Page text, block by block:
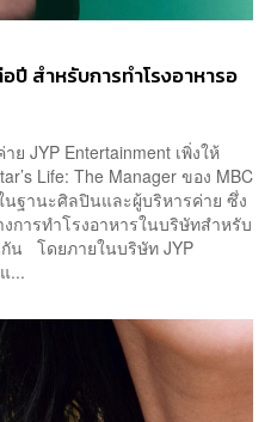
ปี สำหรับการทำโรงอาหารอ
ย JYP Entertainment เพิ่งให้
Life: The Manager ของ MBC
นฐานะศิลปินและผู้บริหารค่าย ซึ่ง
การทำโรงอาหารในบริษัทสำหรับ
น โดยภายในบริษัท JYP
...